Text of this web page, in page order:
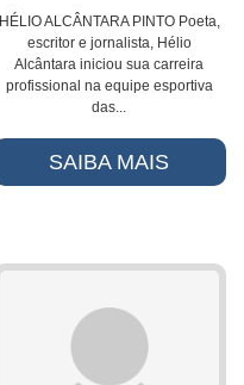
HÉLIO ALCÂNTARA PINTO Poeta,
escritor e jornalista, Hélio
Alcântara iniciou sua carreira
profissional na equipe esportiva
das...
SAIBA MAIS